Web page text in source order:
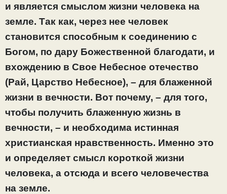
и является смыслом жизни человека на
земле. Так как, через нее человек
становится способным к соединению с
Богом, по дару Божественной благодати, и
вхождению в Свое Небесное отечество
(Рай, Царство Небесное), – для блаженной
жизни в вечности. Вот почему, – для того,
чтобы получить блаженную жизнь в
вечности, – и необходима истинная
христианская нравственность. Именно это
и определяет смысл короткой жизни
человека, а отсюда и всего человечества
на земле.